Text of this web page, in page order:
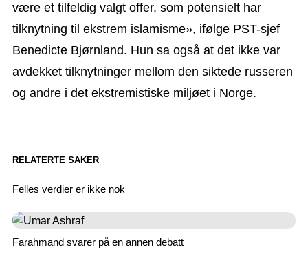
være et tilfeldig valgt offer, som potensielt har
tilknytning til ekstrem islamisme», ifølge PST-sjef
Benedicte Bjørnland. Hun sa også at det ikke var
avdekket tilknytninger mellom den siktede russeren
og andre i det ekstremistiske miljøet i Norge.
RELATERTE SAKER
Felles verdier er ikke nok
Farahmand svarer på en annen debatt